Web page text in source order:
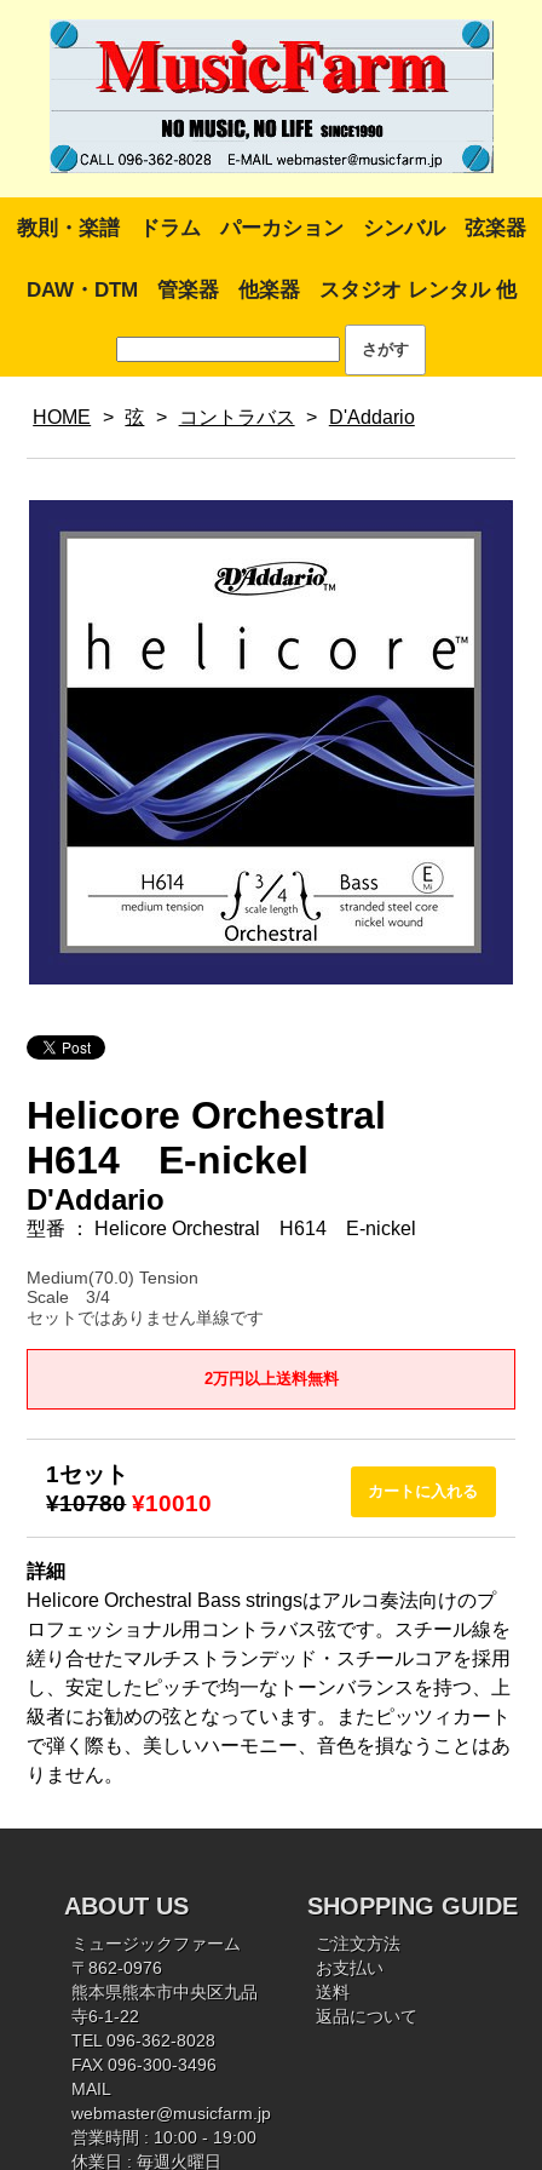
教則・楽譜 ドラム パーカション シンバル 弦楽器
DAW・DTM 管楽器 他楽器 スタジオ レンタル 他
HOME > 弦 > コントラバス > D'Addario
Helicore Orchestral
H614 E-nickel
D'Addario
型番 ： Helicore Orchestral H614 E-nickel
Medium(70.0) Tension
Scale 3/4
セットではありません単線です
2万円以上送料無料
1セット
¥10780 ¥10010
詳細
Helicore Orchestral Bass stringsはアルコ奏法向けのプ
ロフェッショナル用コントラバス弦です。スチール線を
縒り合せたマルチストランデッド・スチールコアを採用
し、安定したピッチで均一なトーンバランスを持つ、上
級者にお勧めの弦となっています。またピッツィカート
で弾く際も、美しいハーモニー、音色を損なうことはあ
りません。
ABOUT US
ミュージックファーム
〒862-0976
熊本県熊本市中央区九品
寺6-1-22
TEL 096-362-8028
FAX 096-300-3496
MAIL
webmaster@musicfarm.jp
営業時間 : 10:00 - 19:00
休業日 : 毎週火曜日
SHOPPING GUIDE
ご注文方法
お支払い
送料
返品について